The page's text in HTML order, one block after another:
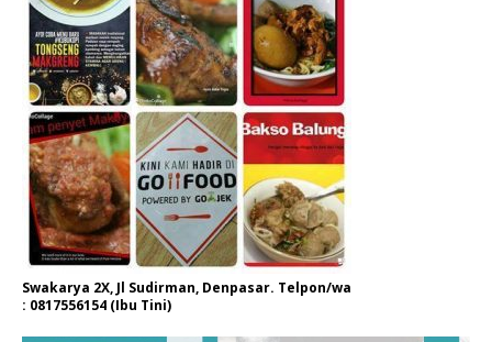
Swakarya 2X, Jl Sudirman, Denpasar. Telpon/wa
: 0817556154 (Ibu Tini)